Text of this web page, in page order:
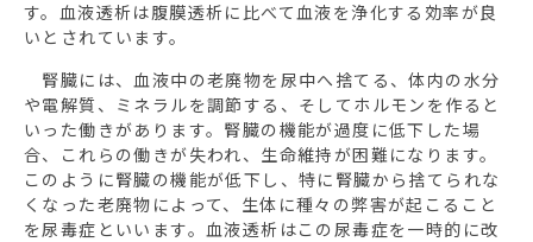
す。血液透析は腹膜透析に比べて血液を浄化する効率が良
いとされています。
腎臓には、血液中の老廃物を尿中へ捨てる、体内の水分
や電解質、ミネラルを調節する、そしてホルモンを作ると
いった働きがあります。腎臓の機能が過度に低下した場
合、これらの働きが失われ、生命維持が困難になります。
このように腎臓の機能が低下し、特に腎臓から捨てられな
くなった老廃物によって、生体に種々の弊害が起こること
を尿毒症といいます。血液透析はこの尿毒症を一時的に改